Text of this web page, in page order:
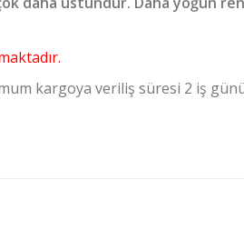
kargoya veriliş süresi 2 iş